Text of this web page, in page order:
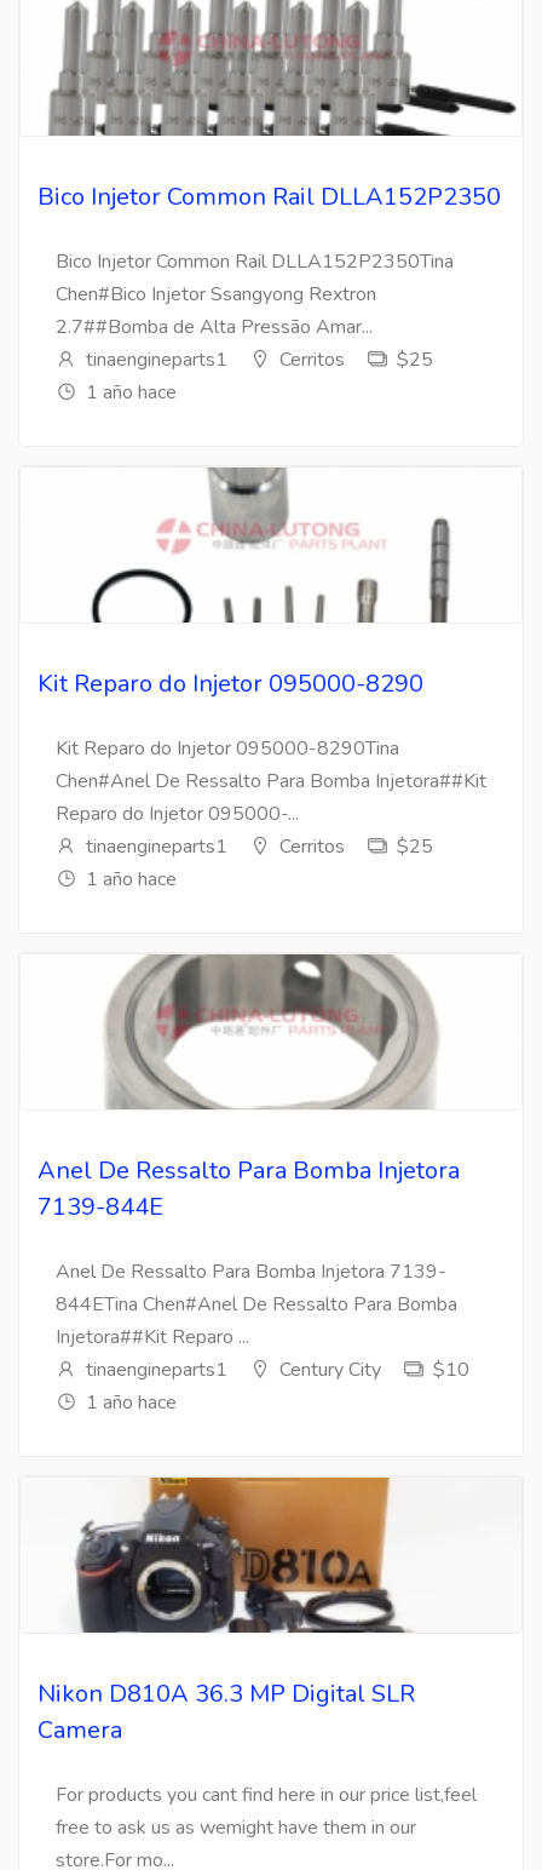
Bico Injetor Common Rail DLLA152P2350
Bico Injetor Common Rail DLLA152P2350Tina
Chen#Bico Injetor Ssangyong Rextron
2.7##Bomba de Alta Pressão Amar...
tinaengineparts1
Cerritos
$25
1 año hace
Kit Reparo do Injetor 095000-8290
Kit Reparo do Injetor 095000-8290Tina
Chen#Anel De Ressalto Para Bomba Injetora##Kit
Reparo do Injetor 095000-...
tinaengineparts1
Cerritos
$25
1 año hace
Anel De Ressalto Para Bomba Injetora
7139-844E
Anel De Ressalto Para Bomba Injetora 7139-
844ETina Chen#Anel De Ressalto Para Bomba
Injetora##Kit Reparo ...
tinaengineparts1
Century City
$10
1 año hace
Nikon D810A 36.3 MP Digital SLR
Camera
For products you cant find here in our price list,feel
free to ask us as wemight have them in our
store.For mo...